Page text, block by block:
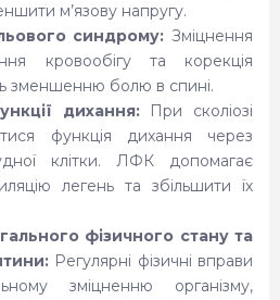
м’язову напругу.
синдрому: Зміцнення
кровообігу та корекція
зменшенню болю в спині.
дихання:При сколіозі
функція дихання через
клітки. ЛФК допомагає
легень та збільшити їх
фізичного стану та
Регулярні фізичні вправи
зміцненню організму,